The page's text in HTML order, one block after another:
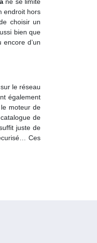
ne se limite
endroit hors
choisir un
bien que
d’un
le réseau
également
moteur de
de
juste de
Ces